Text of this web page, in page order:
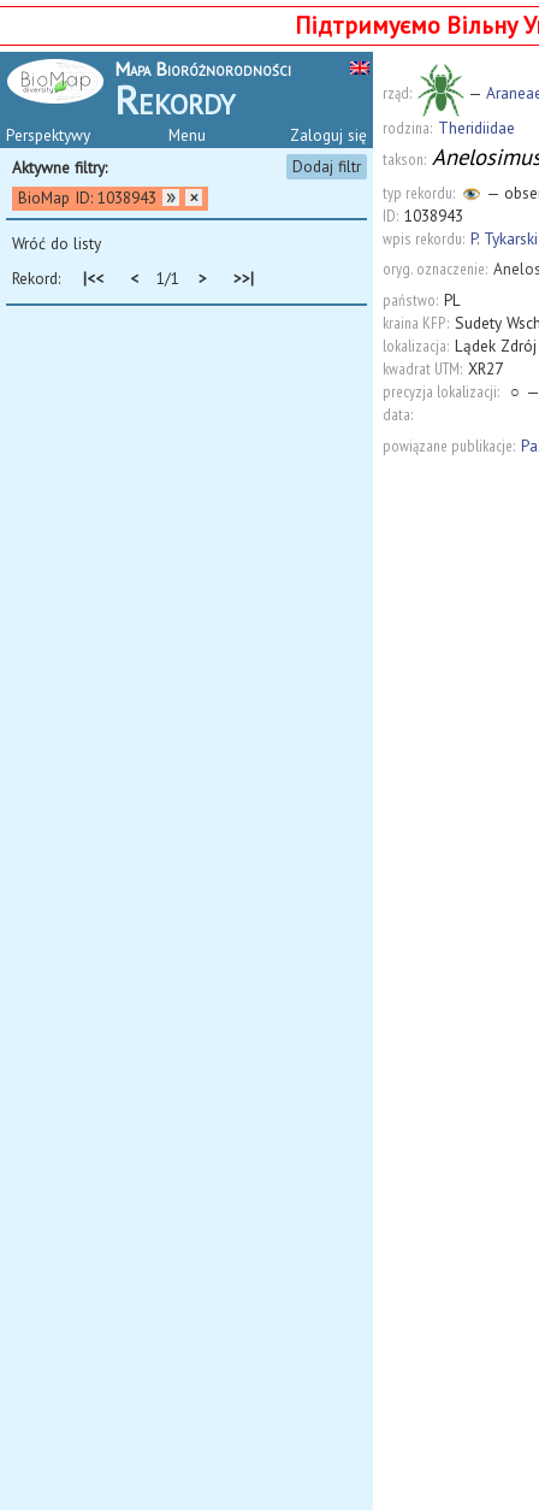
Підтримуємо Вільну
Mapa Bioróżnorodności
Rekordy
Perspektywy Zaloguj się
Menu
Aktywne filtry:
Dodaj filtr
BioMap ID: 1038943
Wróć do listy
Rekord:
|<< < 1/1 > >>|
rząd: —
rodzina: Theridiidae
takson:
typ rekordu:
—
ID: 1038943
wpis rekordu: P. Tykarski
oryg. oznaczenie:
państwo: PL
kraina KFP: Sudety
lokalizacja: Lądek Zdrój
kwadrat UTM: XR27
precyzja lokalizacji: ○
data:
powiązane publikacje: